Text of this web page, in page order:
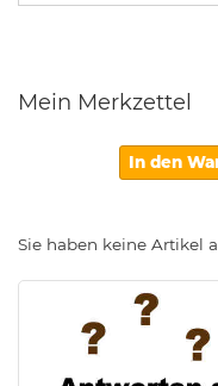
Mein Merkzettel
In den
Sie haben keine Artikel